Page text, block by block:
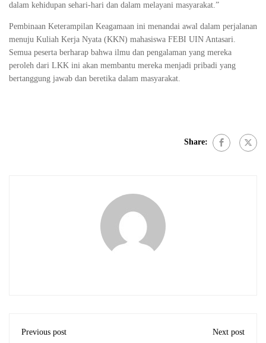
dalam kehidupan sehari-hari dan dalam melayani masyarakat.”
Pembinaan Keterampilan Keagamaan ini menandai awal dalam perjalanan
menuju Kuliah Kerja Nyata (KKN) mahasiswa FEBI UIN Antasari.
Semua peserta berharap bahwa ilmu dan pengalaman yang mereka
peroleh dari LKK ini akan membantu mereka menjadi pribadi yang
bertanggung jawab dan beretika dalam masyarakat.
Share:
Previous post Next post